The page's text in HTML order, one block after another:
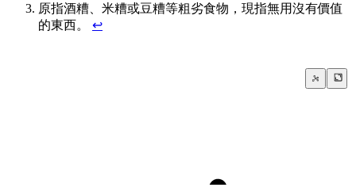
原指酒糟、米糟或豆糟等粗劣食物，現指無用沒有價值
的東西。 ↩